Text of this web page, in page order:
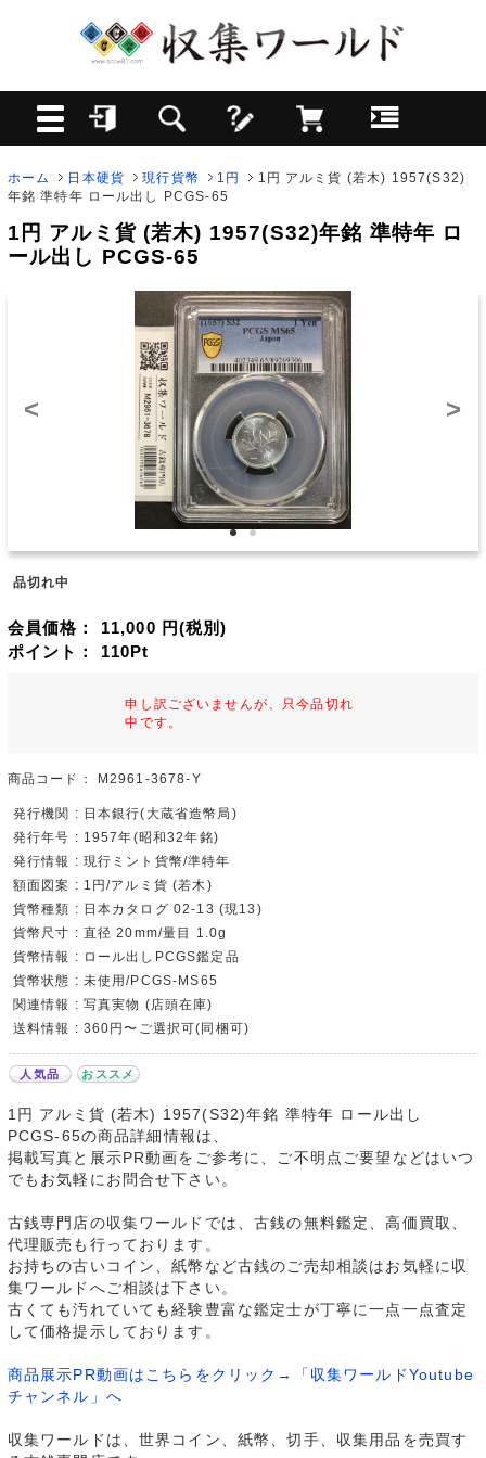
ホーム 日本硬貨 現行貨幣 1円
1円 アルミ貨 (若木) 1957(S32)
年銘 準特年 ロール出し PCGS-65
1円 アルミ貨 (若木) 1957(S32)年銘 準特年 ロ
ール出し PCGS-65
< >
品切れ中
会員価格： 11,000 円(税別)
ポイント： 110Pt
申し訳ございませんが、只今品切れ
中です。
商品コード： M2961-3678-Y
発行機関 : 日本銀行(大蔵省造幣局)
発行年号 : 1957年(昭和32年銘)
発行情報 : 現行ミント貨幣/準特年
額面図案 : 1円/アルミ貨 (若木)
貨幣種類 : 日本カタログ 02-13 (現13)
貨幣尺寸 : 直径 20mm/量目 1.0g
貨幣情報 : ロール出しPCGS鑑定品
貨幣状態 : 未使用/PCGS-MS65
関連情報 : 写真実物 (店頭在庫)
送料情報 : 360円〜ご選択可(同梱可)
人気品 おススメ
1円 アルミ貨 (若木) 1957(S32)年銘 準特年 ロール出し
PCGS-65の商品詳細情報は、
掲載写真と展示PR動画をご参考に、ご不明点ご要望などはいつ
でもお気軽にお問合せ下さい。
古銭専門店の収集ワールドでは、古銭の無料鑑定、高価買取、
代理販売も行っております。
お持ちの古いコイン、紙幣など古銭のご売却相談はお気軽に収
集ワールドへご相談は下さい。
古くても汚れていても経験豊富な鑑定士が丁寧に一点一点査定
して価格提示しております。
商品展示PR動画はこちらをクリック→「収集ワールドYoutube
チャンネル」へ
収集ワールドは、世界コイン、紙幣、切手、収集用品を売買す